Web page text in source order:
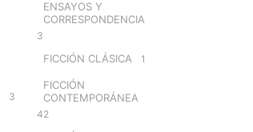
3
ENSAYOS Y
CORRESPONDENCIA
3
FICCIÓN CLÁSICA 1
FICCIÓN
CONTEMPORÁNEA
42